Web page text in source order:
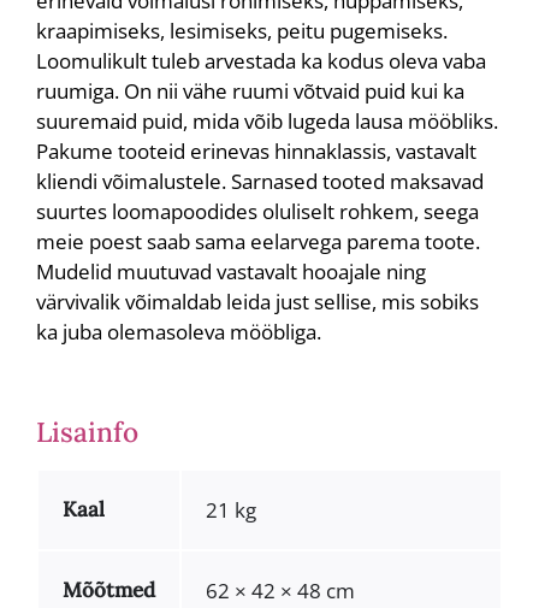
kraapimiseks, lesimiseks, peitu pugemiseks.
Loomulikult tuleb arvestada ka kodus oleva vaba
ruumiga. On nii vähe ruumi võtvaid puid kui ka
suuremaid puid, mida võib lugeda lausa mööbliks.
Pakume tooteid erinevas hinnaklassis, vastavalt
kliendi võimalustele. Sarnased tooted maksavad
suurtes loomapoodides oluliselt rohkem, seega
meie poest saab sama eelarvega parema toote.
Mudelid muutuvad vastavalt hooajale ning
värvivalik võimaldab leida just sellise, mis sobiks
ka juba olemasoleva mööbliga.
Lisainfo
Kaal 21 kg
Mõõtmed 62 × 42 × 48 cm